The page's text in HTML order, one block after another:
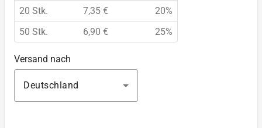
20 Stk.
7,35 €
20%
50 Stk.
6,90 € 25%
Versand nach
Deutschland